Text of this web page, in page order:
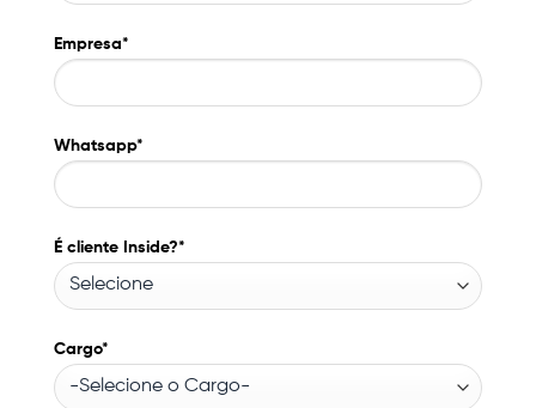
Empresa*
Whatsapp*
É cliente Inside?*
Cargo*